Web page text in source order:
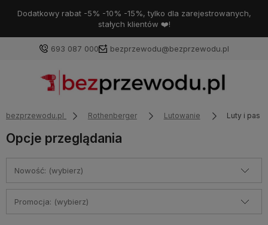
Dodatkowy rabat -5% -10% -15%, tylko dla zarejestrowanych,
stałych klientów ❤️!
693 087 000 bezprzewodu@bezprzewodu.pl
bezprzewodu.pl Rothenberger Lutowanie Luty i
Opcje przeglądania
Nowość: (wybierz)
Promocja: (wybierz)